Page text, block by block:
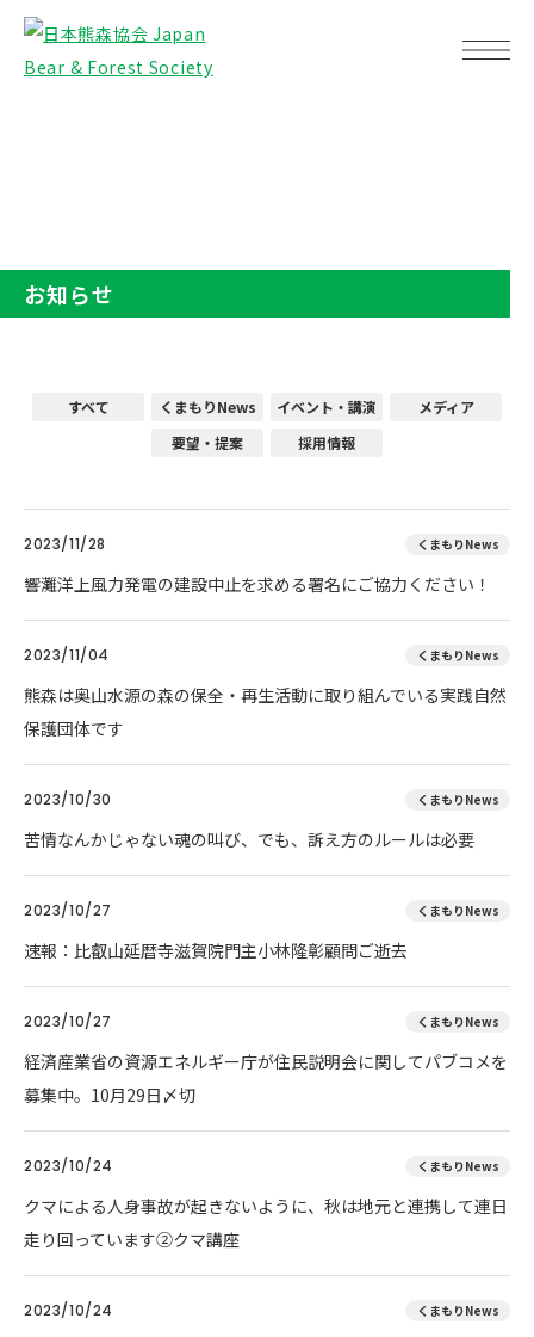
お知らせ
すべて くまもりNews イベント・講演
メディア
要望・提案
採用情報
2023/11/28 くまもりNews
響灘洋上風力発電の建設中止を求める署名にご協力ください！
2023/11/04 くまもりNews
熊森は奥山水源の森の保全・再生活動に取り組んでいる実践自然
保護団体です
2023/10/30 くまもりNews
苦情なんかじゃない魂の叫び、でも、訴え方のルールは必要
2023/10/27 くまもりNews
速報：比叡山延暦寺滋賀院門主小林隆彰顧問ご逝去
2023/10/27 くまもりNews
経済産業省の資源エネルギー庁が住民説明会に関してパブコメを
募集中。10月29日〆切
2023/10/24 くまもりNews
クマによる人身事故が起きないように、秋は地元と連携して連日
走り回っています②クマ講座
2023/10/24 くまもりNews